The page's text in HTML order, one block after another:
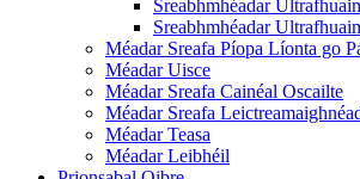
Sreabhmhéadar
Sreabhmhéadar
Méadar Sreafa Píopa Líonta go
Méadar Uisce
Méadar Sreafa Cainéal Oscailte
Méadar Sreafa
Méadar Teasa
Méadar Leibhéil